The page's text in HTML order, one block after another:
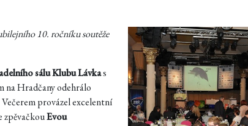
10. ročníku soutěže
sálu Klubu Lávkas
na Hradčany odehrálo
provázel excelentní
zpěvačkouEvou